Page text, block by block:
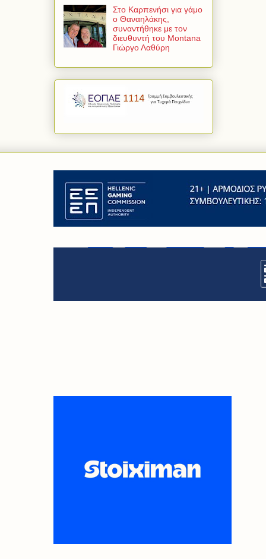
Στο Καρπενήσι για γάμο
ο Θαναηλάκης,
συναντήθηκε με τον
διευθυντή του Montana
Γιώργο Λαθύρη